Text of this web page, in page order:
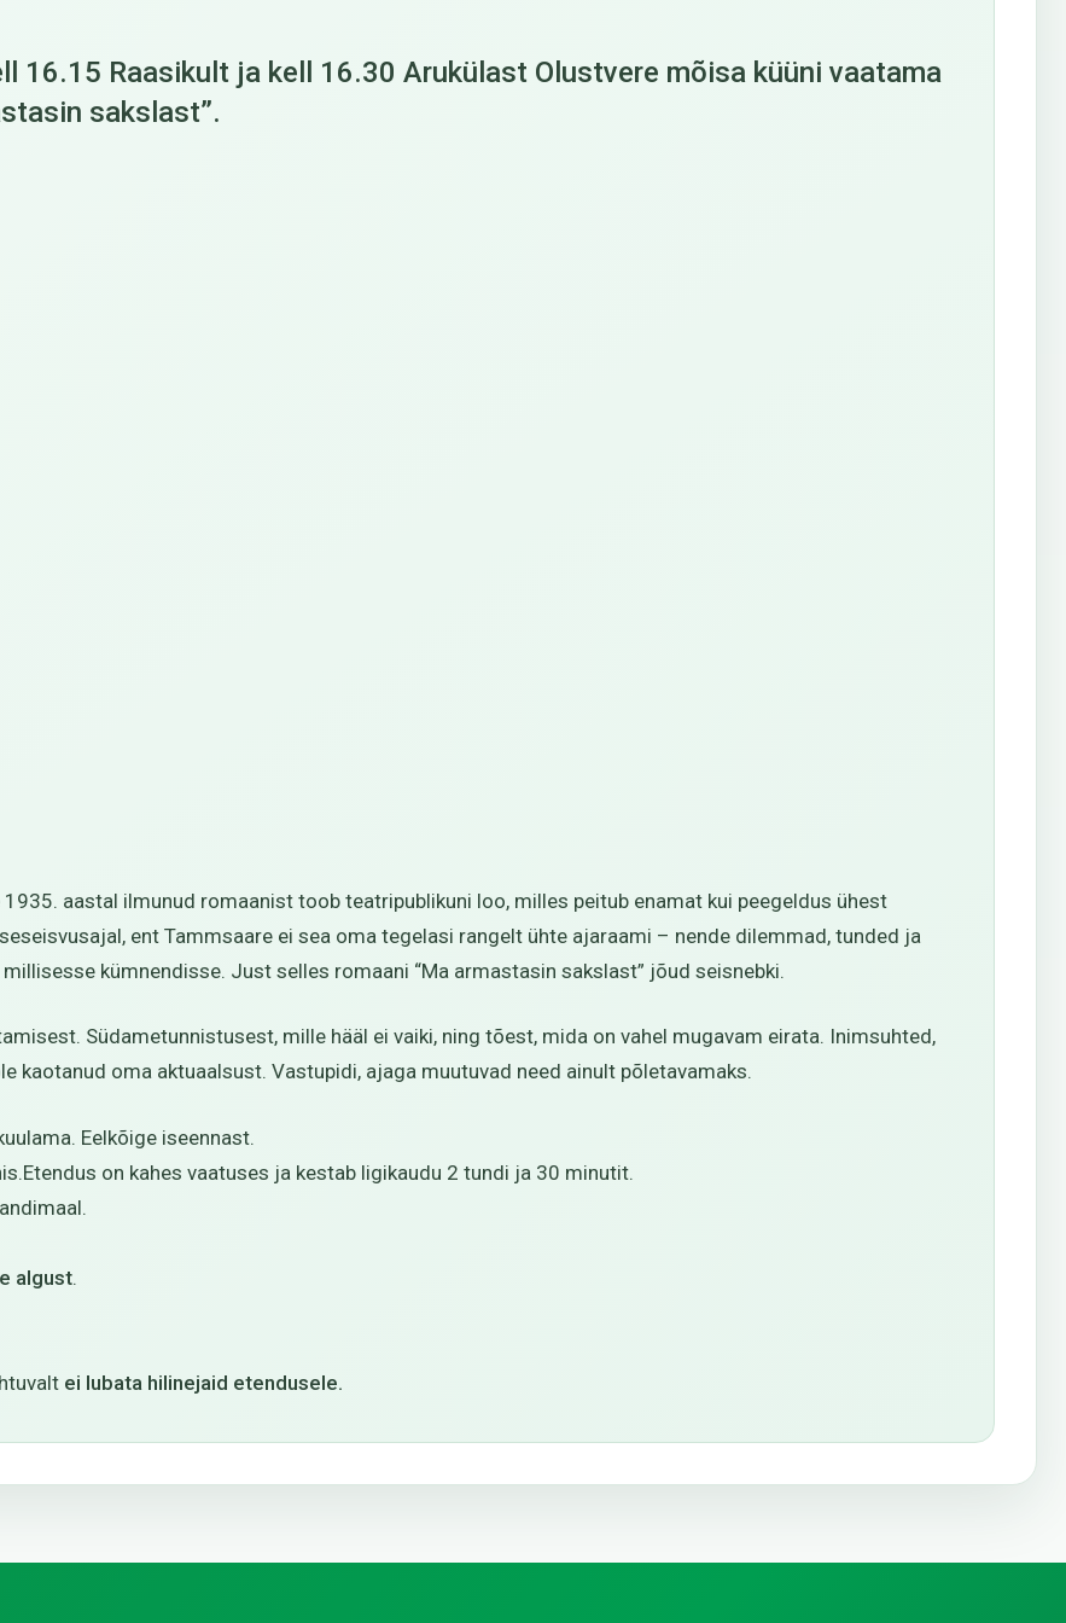
16.15 Raasikult ja kell 16.30 Arukülast Olustvere mõisa küüni vaatama
sakslast”.
aastal ilmunud romaanist toob teatripublikuni loo, milles peitub enamat kui peegeldus ühest
ent Tammsaare ei sea oma tegelasi rangelt ühte ajaraami – nende dilemmad, tunded ja
kümnendisse. Just selles romaani “Ma armastasin sakslast” jõud seisnebki.
Südametunnistusest, mille hääl ei vaiki, ning tõest, mida on vahel mugavam eirata. Inimsuhted,
kaotanud oma aktuaalsust. Vastupidi, ajaga muutuvad need ainult põletavamaks.
Eelkõige iseennast.
on kahes vaatuses ja kestab ligikaudu 2 tundi ja 30 minutit.
algust.
ei lubata hilinejaid etendusele.